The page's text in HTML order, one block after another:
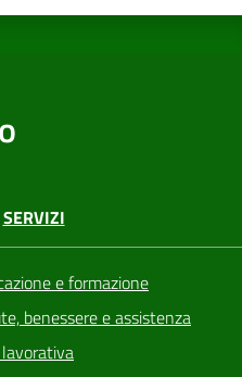
SERVIZI
e formazione
benessere e assistenza